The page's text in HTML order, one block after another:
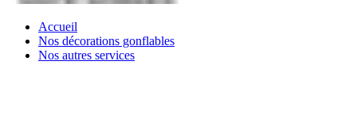
Accueil
Nos décorations gonflables
Nos autres services